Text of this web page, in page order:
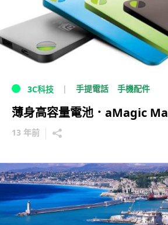
3C科技 手提電話 手機配件
薄身高容量電池．aMagic
13 年前